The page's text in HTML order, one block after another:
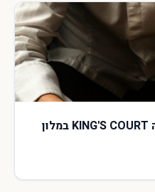
תפריט חורף חדש במסעדת ה KING'S COURT במלון